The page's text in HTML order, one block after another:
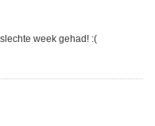
week gehad! :(